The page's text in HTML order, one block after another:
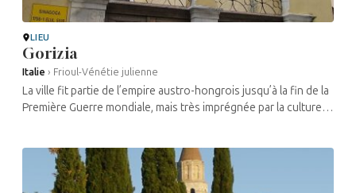
LIEU
Gorizia
Italie › Frioul-Vénétie julienne
La ville fit partie de l’empire austro-hongrois jusqu’à la fin de la
Première Guerre mondiale, mais très imprégnée par la culture